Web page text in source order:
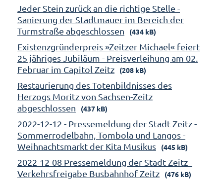
Jeder Stein zurück an die richtige Stelle -
Sanierung der Stadtmauer im Bereich der
Turmstraße abgeschlossen
(434 kB)
Existenzgründerpreis »Zeitzer Michael« feiert
25 jähriges Jubiläum - Preisverleihung am 02.
Februar im Capitol Zeitz
(208 kB)
Restaurierung des Totenbildnisses des
Herzogs Moritz von Sachsen-Zeitz
abgeschlossen
(437 kB)
2022-12-12 - Pressemeldung der Stadt Zeitz -
Sommerrodelbahn, Tombola und Langos -
Weihnachtsmarkt der Kita Musikus
(445 kB)
2022-12-08 Pressemeldung der Stadt Zeitz -
Verkehrsfreigabe Busbahnhof Zeitz
(476 kB)